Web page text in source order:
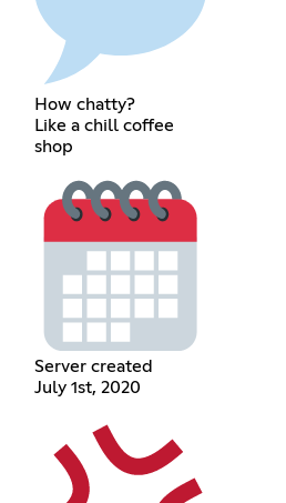
How chatty?
Like a chill coffee
shop
Server created
July 1st, 2020